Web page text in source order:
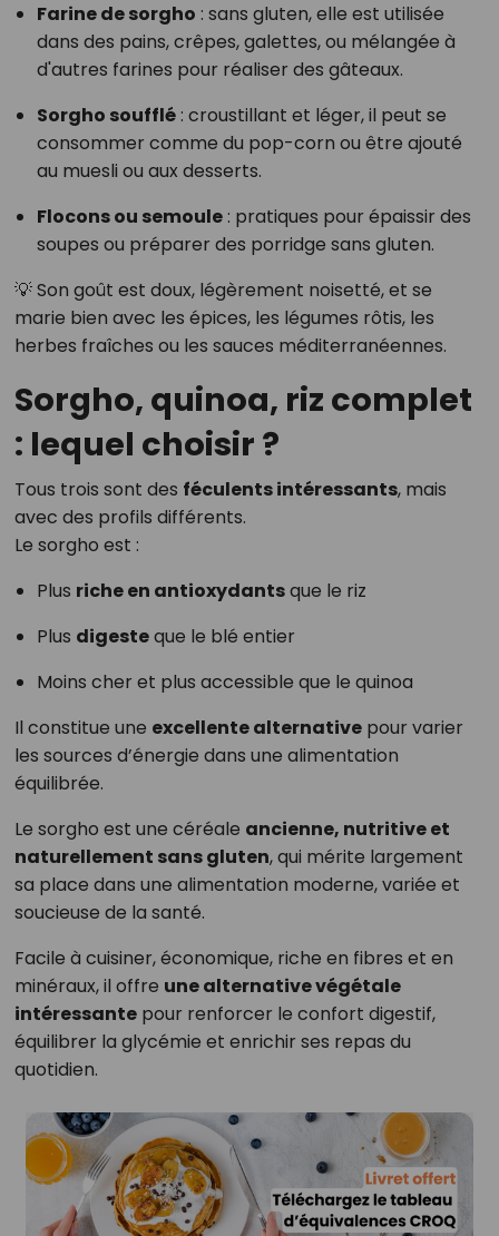
Farine de sorgho : sans gluten, elle est utilisée
dans des pains, crêpes, galettes, ou mélangée à
d'autres farines pour réaliser des gâteaux.
Sorgho soufflé: croustillant et léger, il peut se
consommer comme du pop-corn ou être ajouté
au muesli ou aux desserts.
Flocons ou semoule: pratiques pour épaissir des
soupes ou préparer des porridge sans gluten.
💡 Son goût est doux, légèrement noisetté, et se
marie bien avec les épices, les légumes rôtis, les
herbes fraîches ou les sauces méditerranéennes.
Sorgho, quinoa, riz complet
: lequel choisir ?
Tous trois sont des féculents intéressants, mais
avec des profils différents.
Le sorgho est :
Plus riche en antioxydantsque le riz
Plus digesteque le blé entier
Moins cher et plus accessible que le quinoa
Il constitue une excellente alternativepour varier
les sources d’énergie dans une alimentation
équilibrée.
Le sorgho est une céréale ancienne, nutritive et
naturellement sans gluten, qui mérite largement
sa place dans une alimentation moderne, variée et
soucieuse de la santé.
Facile à cuisiner, économique, riche en fibres et en
minéraux, il offre une alternative végétale
intéressantepour renforcer le confort digestif,
équilibrer la glycémie et enrichir ses repas du
quotidien.